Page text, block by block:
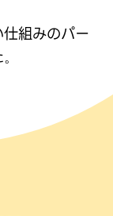
組みのパー